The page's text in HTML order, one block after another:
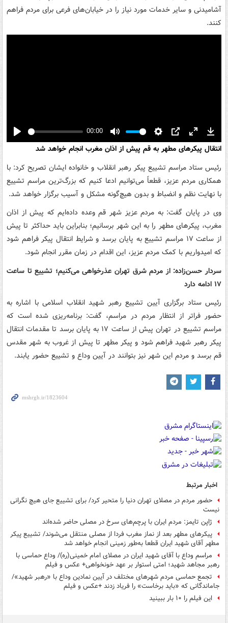
آشامیدنی و سایر خدمات مورد نیاز را در خیابان‌های فرعی برای مردم فراهم
کنند.
Play
00:00
Mute Settings
PIP Enter
fullscreen
انتقال پیکرهای مطهر به قم پیش از اذان مغرب انجام خواهد شد
رئیس ستاد مراسم تشییع پیکر رهبر انقلاب و خانواده ایشان تصریح کرد: با
همکاری مردم عزیز، قطعاً می‌توانیم ادعا کنیم که بزرگ‌ترین مراسم تشییع
با نهایت نظم و انضباط و بدون هیچ‌گونه مشکل و آسیب برگزار خواهد شد.
وی در پایان گفت: به مردم عزیز شهر قم وعده داده‌ایم که پیش از اذان
مغرب، پیکرهای مطهر را به این شهر برسانیم؛ بنابراین باید حداکثر تا پیش
از ساعت ۱۷ مراسم تشییع به پایان برسد و شرایط انتقال پیکر فراهم شود
که امیدواریم با کمک مردم عزیز، این اقدام در زمان مقرر انجام شود.
سردار حسن‌زاده: از مردم شرق تهران عذرخواهی می‌کنیم؛ تشییع تا ساعت
۱۷ ادامه دارد
رئیس ستاد برگزاری آیین تشییع رهبر شهید انقلاب اسلامی با اشاره به
حضور فراتر از انتظار مردم در مراسم، گفت: برنامه‌ریزی شده است که
مراسم تشییع در تهران پیش از ساعت ۱۷ به پایان برسد تا مقدمات انتقال
پیکر رهبر شهید فراهم شود و پیکر مطهر تا پیش از غروب به شهر مقدس
قم برسد و مردم این شهر نیز بتوانند در آیین وداع و تشییع حضور یابند.
اخبار مرتبط
حضور مردم در مصلای تهران دنیا را متحیر کرد/ برای تشییع جای هیچ نگرانی
نیست
ژاپن تایمز: مردم ایران با پرچم‌های سرخ در مصلی حاضر شده‌اند
پیکرهای مطهر بعد از نماز مغرب فردا از مصلی منتقل می‌شوند/ تشییع پیکر
مطهر آقای شهید ایران قطعا به‌طور زمینی انجام خواهد شد
مراسم وداع با آقای شهید ایران در مصلای امام خمینی(ره)/ وداع حماسی با
رهبر مجاهد شهید؛ امتی استوار بر عهد خونخواهی+ عکس و فیلم
تجمع حماسی مردم شهرهای مختلف در آیین نمادین وداع با «رهبر شهید»/
جاماندگانی که «باید برخاست» را فریاد زدند +عکس و فیلم
این فیلم را ۱۰ بار ببینید